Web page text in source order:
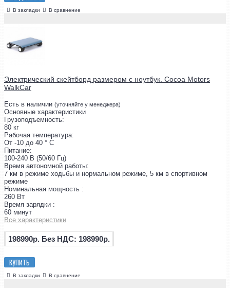
В закладки В сравнение
Электрический скейтборд размером с ноутбук. Cocoa Motors
WalkCar
Есть в наличии (уточняйте у менеджера)
Основные характеристики
Грузоподъемность:
80 кг
Рабочая температура:
От -10 до 40 ° C
Питание:
100-240 В (50/60 Гц)
Время автономной работы:
7 км в режиме ходьбы и нормальном режиме, 5 км в спортивном
режиме
Номинальная мощность :
260 Вт
Время зарядки :
60 минут
Все характеристики
198990р. Без НДС: 198990р.
КУПИТЬ
В закладки В сравнение